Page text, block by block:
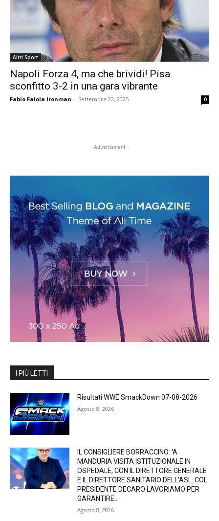
Altri Sport
Napoli Forza 4, ma che brividi! Pisa
sconfitto 3-2 in una gara vibrante
Fabio Faiola Ironman - Settembre 22, 2025 0
- Advertisment -
I PIÙ LETTI
Risultati WWE SmackDown 07-08-2026
Agosto 8, 2026
IL CONSIGLIERE BORRACCINO: ‘A
MANDURIA VISITA ISTITUZIONALE IN
OSPEDALE, CON IL DIRETTORE GENERALE
E IL DIRETTORE SANITARIO DELL’ASL. COL
PRESIDENTE DECARO LAVORIAMO PER
GARANTIRE...
Agosto 8, 2026